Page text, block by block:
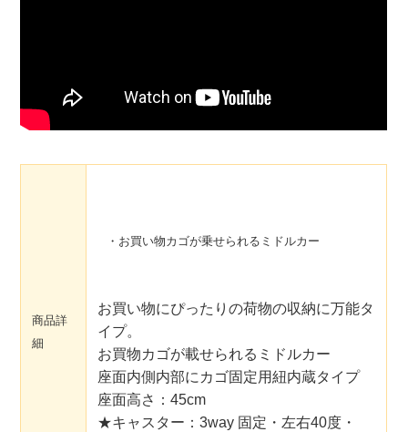
商品詳
細
・お買い物カゴが乗せられるミドルカー
お買い物にぴったりの荷物の収納に万能タ
イプ。
お買物カゴが載せられるミドルカー
座面内側内部にカゴ固定用紐内蔵タイプ
座面高さ：45cm
★キャスター：3way 固定・左右40度・